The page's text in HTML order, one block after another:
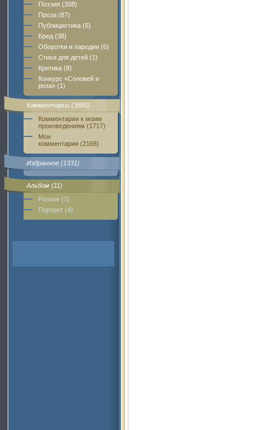
Поэзия (308)
Проза (87)
Публицистика (5)
Бред (38)
Оборотки и пародии (6)
Стихи для детей (1)
Критика (8)
Конкурс «Соловей и
роза» (1)
Комментарии (3885)
Комментарии к моим
произведениям (1717)
Мои
комментарии (2168)
Избранное (1331)
Альбом (11)
Разное (7)
Портрет (4)